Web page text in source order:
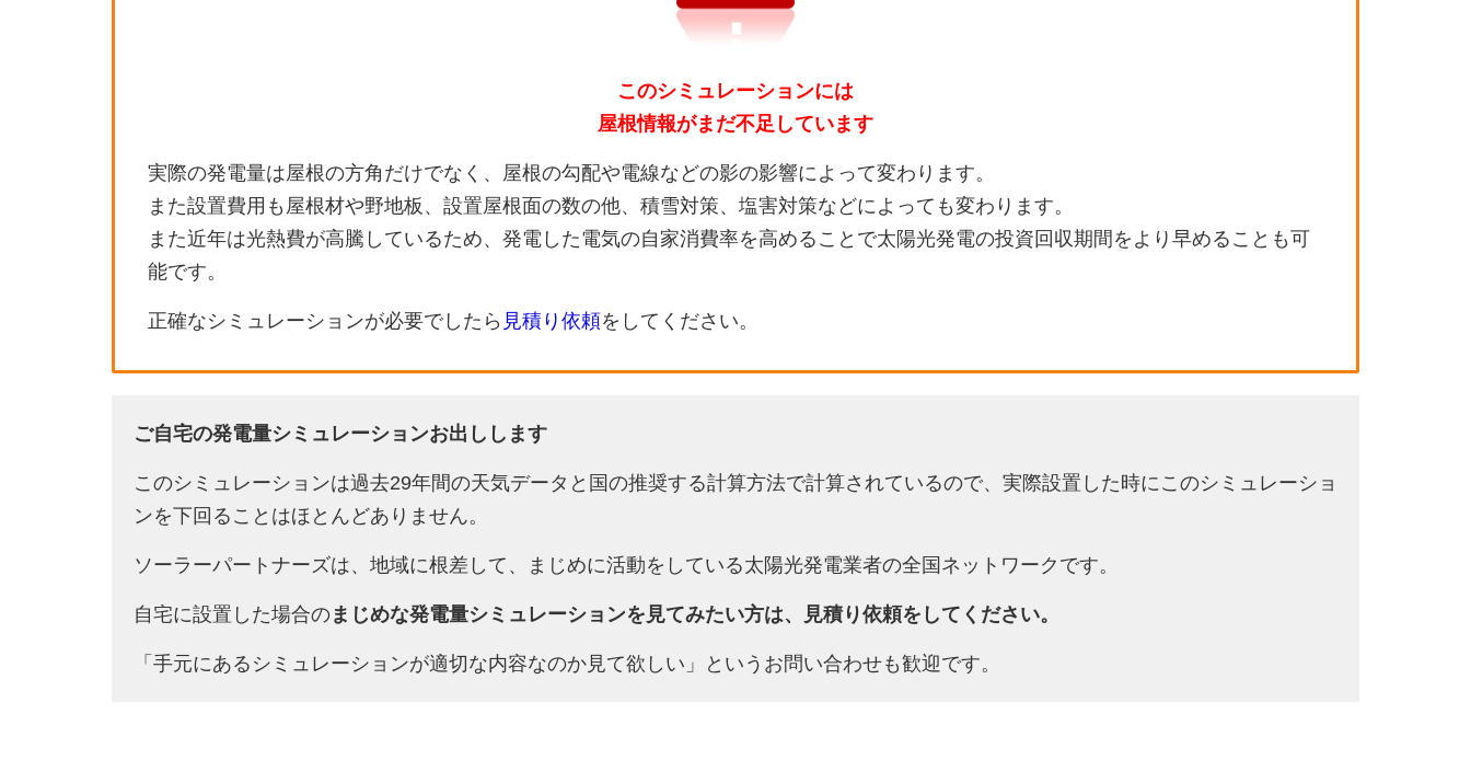
このシミュレーションには
屋根情報がまだ不足しています
実際の発電量は屋根の方角だけでなく、屋根の勾配や電線などの影の影響によって変わります。
また設置費用も屋根材や野地板、設置屋根面の数の他、積雪対策、塩害対策などによっても変わります。
また近年は光熱費が高騰しているため、発電した電気の自家消費率を高めることで太陽光発電の投資回収期間をより早めることも可
能です。
正確なシミュレーションが必要でしたら 見積り依頼をしてください。
ご自宅の発電量シミュレーションお出しします
このシミュレーションは過去29年間の天気データと国の推奨する計算方法で計算されているので、実際設置した時にこのシミュレーショ
ンを下回ることはほとんどありません。
ソーラーパートナーズは、地域に根差して、まじめに活動をしている太陽光発電業者の全国ネットワークです。
自宅に設置した場合のまじめな発電量シミュレーションを見てみたい方は、見積り依頼をしてください。
「手元にあるシミュレーションが適切な内容なのか見て欲しい」というお問い合わせも歓迎です。